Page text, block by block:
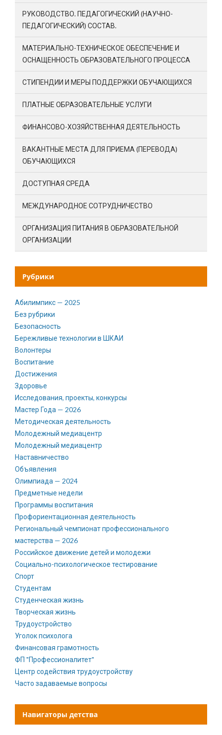
РУКОВОДСТВО. ПЕДАГОГИЧЕСКИЙ (НАУЧНО-
ПЕДАГОГИЧЕСКИЙ) СОСТАВ.
МАТЕРИАЛЬНО-ТЕХНИЧЕСКОЕ ОБЕСПЕЧЕНИЕ И
ОСНАЩЕННОСТЬ ОБРАЗОВАТЕЛЬНОГО ПРОЦЕССА
СТИПЕНДИИ И МЕРЫ ПОДДЕРЖКИ ОБУЧАЮЩИХСЯ
ПЛАТНЫЕ ОБРАЗОВАТЕЛЬНЫЕ УСЛУГИ
ФИНАНСОВО-ХОЗЯЙСТВЕННАЯ ДЕЯТЕЛЬНОСТЬ
ВАКАНТНЫЕ МЕСТА ДЛЯ ПРИЕМА (ПЕРЕВОДА)
ОБУЧАЮЩИХСЯ
ДОСТУПНАЯ СРЕДА
МЕЖДУНАРОДНОЕ СОТРУДНИЧЕСТВО
ОРГАНИЗАЦИЯ ПИТАНИЯ В ОБРАЗОВАТЕЛЬНОЙ
ОРГАНИЗАЦИИ
Рубрики
Абилимпикс — 2025
Без рубрики
Безопасность
Бережливые технологии в ШКАИ
Волонтеры
Воспитание
Достижения
Здоровье
Исследования, проекты, конкурсы
Мастер Года — 2026
Методическая деятельность
Молодежный медиацентр
Молодежный медиацентр
Наставничество
Объявления
Олимпиада — 2024
Предметные недели
Программы воспитания
Профориентационная деятельность
Региональный чемпионат профессионального
мастерства — 2026
Российское движение детей и молодежи
Социально-психологическое тестирование
Спорт
Студентам
Студенческая жизнь
Творческая жизнь
Трудоустройство
Уголок психолога
Финансовая грамотность
ФП "Профессионалитет"
Центр содействия трудоустройству
Часто задаваемые вопросы
Навигаторы детства